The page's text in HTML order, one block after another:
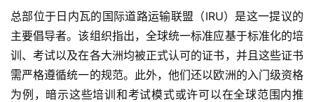
总部位于日内瓦的国际道路运输联盟（IRU）是这一提议的
主要倡导者。该组织指出，全球统一标准应基于标准化的培
训、考试以及在各大洲均被正式认可的证书，并且这些证书
需严格遵循统一的规范。此外，他们还以欧洲的入门级资格
为例，暗示这些培训和考试模式或许可以在全球范围内推